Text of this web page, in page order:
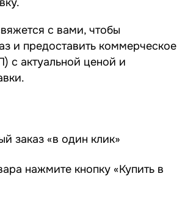
с вами, чтобы
и предоставить коммерческое
с актуальной ценой и
заказ «в один клик»
нажмите кнопку «Купить в